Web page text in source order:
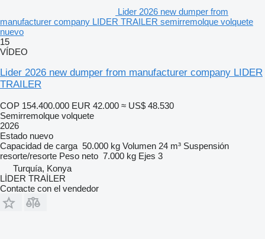
Lider 2026 new dumper from
manufacturer company LIDER TRAILER semirremolque volquete
nuevo
15
VÍDEO
Lider 2026 new dumper from manufacturer company LIDER
TRAILER
COP 154.400.000 EUR 42.000 ≈ US$ 48.530
Semirremolque volquete
2026
Estado nuevo
Capacidad de carga 50.000 kg Volumen 24 m³ Suspensión
resorte/resorte Peso neto 7.000 kg Ejes 3
Turquía, Konya
LİDER TRAİLER
Contacte con el vendedor